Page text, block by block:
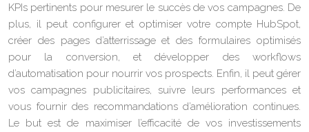
KPIs pertinents pour mesurer le succès de vos campagnes. De
plus, il peut configurer et optimiser votre compte HubSpot,
créer des pages d’atterrissage et des formulaires optimisés
pour la conversion, et développer des workflows
d’automatisation pour nourrir vos prospects. Enfin, il peut gérer
vos campagnes publicitaires, suivre leurs performances et
vous fournir des recommandations d’amélioration continues.
Le but est de maximiser l’efficacité de vos investissements